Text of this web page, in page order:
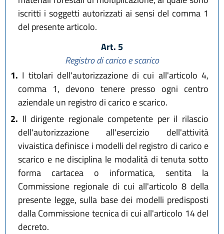
iscritti i soggetti autorizzati ai sensi del comma 1
del presente articolo.
Art. 5
Registro di carico e scarico
1. I titolari dell'autorizzazione di cui all'articolo 4,
comma 1, devono tenere presso ogni centro
aziendale un registro di carico e scarico.
2. Il dirigente regionale competente per il rilascio
dell'autorizzazione all'esercizio dell'attività
vivaistica definisce i modelli del registro di carico e
scarico e ne disciplina le modalità di tenuta sotto
forma cartacea o informatica, sentita la
Commissione regionale di cui all'articolo 8 della
presente legge, sulla base dei modelli predisposti
dalla Commissione tecnica di cui all'articolo 14 del
decreto.